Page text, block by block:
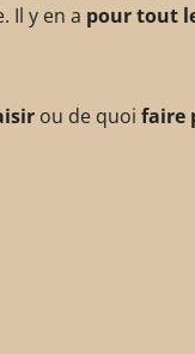
Il y en a pour tout
ou de quoi faire